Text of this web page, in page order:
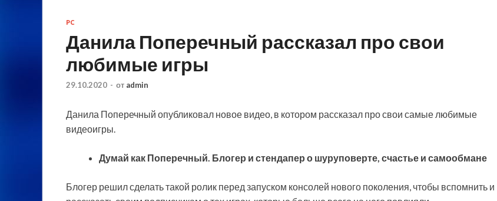
PC
Данила Поперечный рассказал про свои
любимые игры
29.10.2020 - от admin
Данила Поперечный опубликовал новое видео, в котором рассказал про свои самые любимые
видеоигры.
Думай как Поперечный. Блогер и стендапер о шуруповерте, счастье и самообмане
Блогер решил сделать такой ролик перед запуском консолей нового поколения, чтобы вспомнить и